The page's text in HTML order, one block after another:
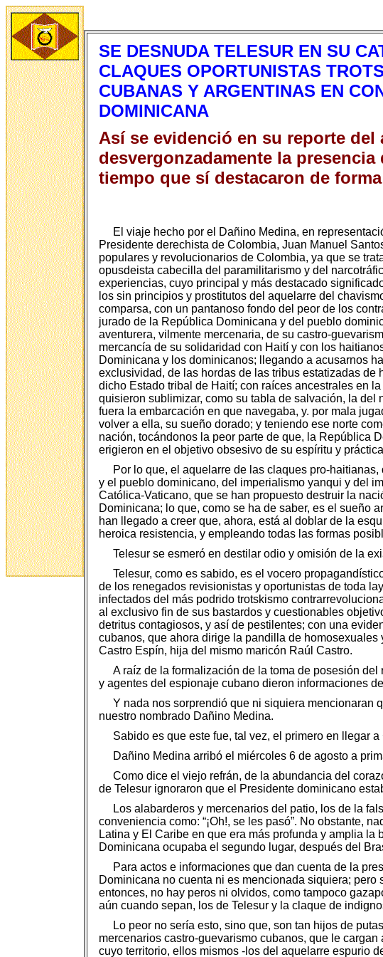
SE DESNUDA TELESUR EN SU
CLAQUES OPORTUNISTAS
CUBANAS Y ARGENTINAS EN
DOMINICANA
Así se evidenció en su reporte
desvergonzadamente la
tiempo que sí destacaron de
El viaje hecho por el Dañino Medina, en
Presidente derechista de Colombia, Juan Manuel
populares y revolucionarios de Colombia, ya que se
opusdeista cabecilla del paramilitarismo y del
experiencias, cuyo principal y más destacado
los sin principios y prostitutos del aquelarre del
comparsa, con un pantanoso fondo del peor de los
jurado de la República Dominicana y del pueblo
aventurera, vilmente mercenaria, de su castro-
mercancía de su solidaridad con Haití y con los
Dominicana y los dominicanos; llegando a acusarnos
exclusividad, de las hordas de las tribus estatizadas
dicho Estado tribal de Haití; con raíces ancestrales en
quisieron sublimizar, como su tabla de salvación, la
fuera la embarcación en que navegaba, y. por mala
volver a ella, su sueño dorado; y teniendo ese norte
nación, tocándonos la peor parte de que, la República
erigieron en el objetivo obsesivo de su espíritu y
Por lo que, el aquelarre de las claques pro-
y el pueblo dominicano, del imperialismo yanqui y del
Católica-Vaticano, que se han propuesto destruir la
Dominicana; lo que, como se ha de saber, es el sueño
han llegado a creer que, ahora, está al doblar de la
heroica resistencia, y empleando todas las formas
Telesur se esmeró en destilar odio y omisión de la
Telesur, como es sabido, es el vocero
de los renegados revisionistas y oportunistas de toda
infectados del más podrido trotskismo
al exclusivo fin de sus bastardos y cuestionables
detritus contagiosos, y así de pestilentes; con una
cubanos, que ahora dirige la pandilla de
Castro Espín, hija del mismo maricón Raúl Castro.
A raíz de la formalización de la toma de posesión
y agentes del espionaje cubano dieron informaciones
Y nada nos sorprendió que ni siquiera mencionaran
nuestro nombrado Dañino Medina.
Sabido es que este fue, tal vez, el primero en llegar
Dañino Medina arribó el miércoles 6 de agosto a
Como dice el viejo refrán, de la abundancia del
de Telesur ignoraron que el Presidente dominicano
Los alabarderos y mercenarios del patio, los de la
conveniencia como: “¡Oh!, se les pasó”. No obstante,
Latina y El Caribe en que era más profunda y amplia
Dominicana ocupaba el segundo lugar, después del
Para actos e informaciones que dan cuenta de la
Dominicana no cuenta ni es mencionada siquiera;
entonces, no hay peros ni olvidos, como tampoco
aún cuando sepan, los de Telesur y la claque de
Lo peor no sería esto, sino que, son tan hijos de
mercenarios castro-guevarismo cubanos, que le
cuyo territorio, ellos mismos -los del aquelarre espurio